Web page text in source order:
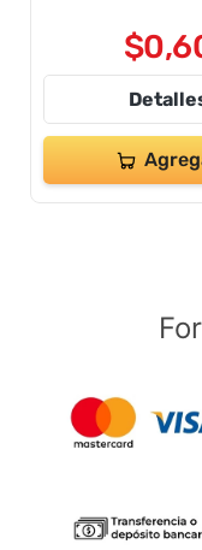
$0,